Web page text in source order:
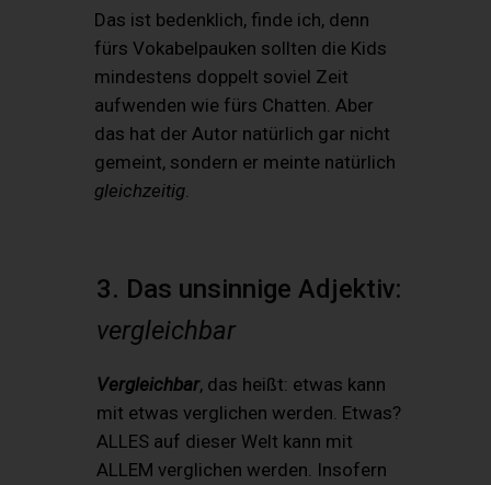
Das ist bedenklich, finde ich, denn
fürs Vokabelpauken sollten die Kids
mindestens doppelt soviel Zeit
aufwenden wie fürs Chatten. Aber
das hat der Autor natürlich gar nicht
gemeint, sondern er meinte natürlich
gleichzeitig
3. Das unsinnige Adjektiv:
vergleichbar
Vergleichbar, das heißt: etwas kann
mit etwas verglichen werden. Etwas?
ALLES auf dieser Welt kann mit
ALLEM verglichen werden. Insofern